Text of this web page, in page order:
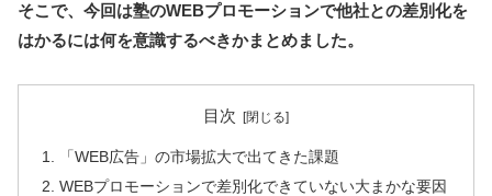
そこで、今回は塾のWEBプロモーションで他社との差別化を
はかるには何を意識するべきかまとめました。
目次
「WEB広告」の市場拡大で出てきた課題
WEBプロモーションで差別化できていない大まかな要因